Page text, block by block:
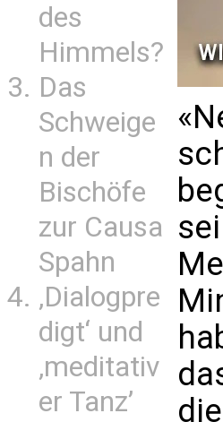
des
Himmels?
Das
Schweige
n der
Bischöfe
zur Causa
Spahn
‚Dialogpre
digt‘ und
‚meditativ
er Tanz’